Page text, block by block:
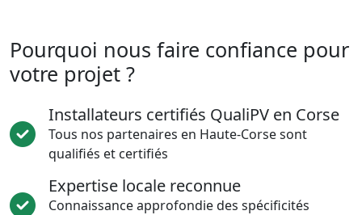
Pourquoi nous faire confiance pour
votre projet ?
Installateurs certifiés QualiPV en Corse
Tous nos partenaires en Haute-Corse sont
qualifiés et certifiés
Expertise locale reconnue
Connaissance approfondie des spécificités